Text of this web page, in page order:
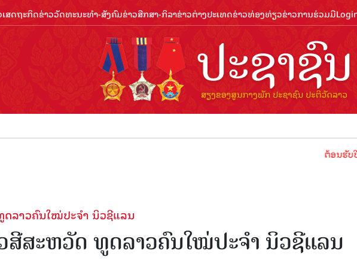
ເສດຖະກິດຂ່າວວັດທະນະທຳ-ສັງຄົມຂ່າວສືກສາ-ກິລາຂ່າວຕ່າງປະເທດຂ່າວທ່ອງທ່ຽວຂ່າວການຮ່ວມມື
ຕ້ອນຮັບປີທ່ອງທ່
ລາວຄົນໃໝ່ປະຈຳ ນິວຊີແລນ
ສີສະຫວັດ ທູດລາວຄົນໃໝ່ປະຈຳ ນິວຊີແລນ